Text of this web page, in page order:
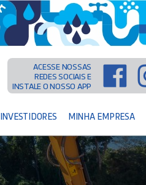
ACESSE NOSSAS
REDES SOCIAIS E
INSTALE O NOSSO APP
INVESTIDORES MINHA EMPRESA